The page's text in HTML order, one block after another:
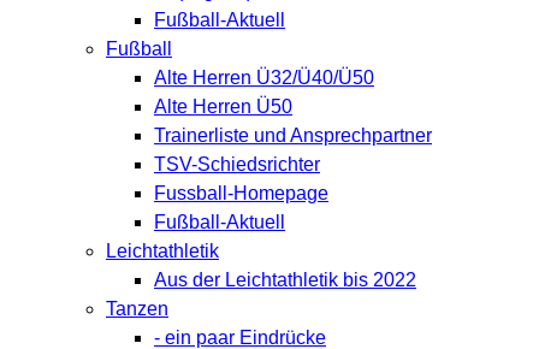
Fußball-Aktuell
Fußball
Alte Herren Ü32/Ü40/Ü50
Alte Herren Ü50
Trainerliste und Ansprechpartner
TSV-Schiedsrichter
Fussball-Homepage
Fußball-Aktuell
Leichtathletik
Aus der Leichtathletik bis 2022
Tanzen
- ein paar Eindrücke